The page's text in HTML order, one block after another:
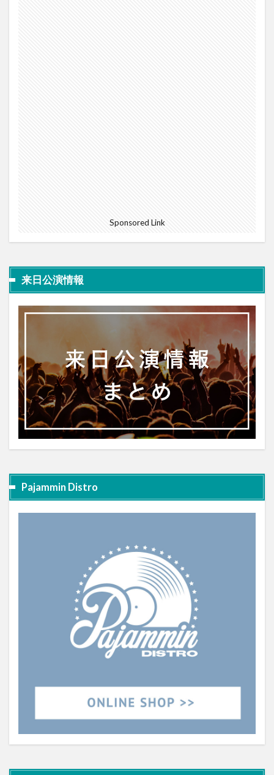
Sponsored Link
来日公演情報
Pajammin Distro